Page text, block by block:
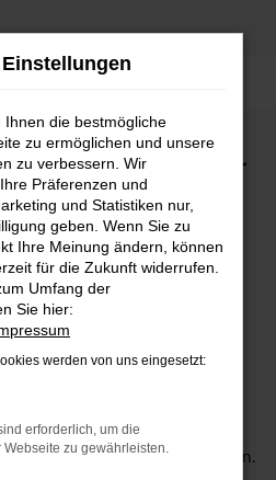
in Köln -
ist die perfekte Wahl für
in Köln. Ob Alltag, Familie
überzeugt durch innovative
hohe Zuverlässigkeit und
Anforderungen an.
Köln erwartet Sie eine große
Custom-Fahrzeugen in
Unsere erfahrenen
zur Seite und unterstützen
für Ihre Bedürfnisse zu finden.
die bestmögliche
zu ermöglichen und unsere
zu verbessern. Wir
Präferenzen und
und Statistiken nur,
geben. Wenn Sie zu
Ihre Meinung ändern, können
für die Zukunft widerrufen.
Umfang der
Sie hier:
werden von uns eingesetzt:
erforderlich, um die
Webseite zu gewährleisten.